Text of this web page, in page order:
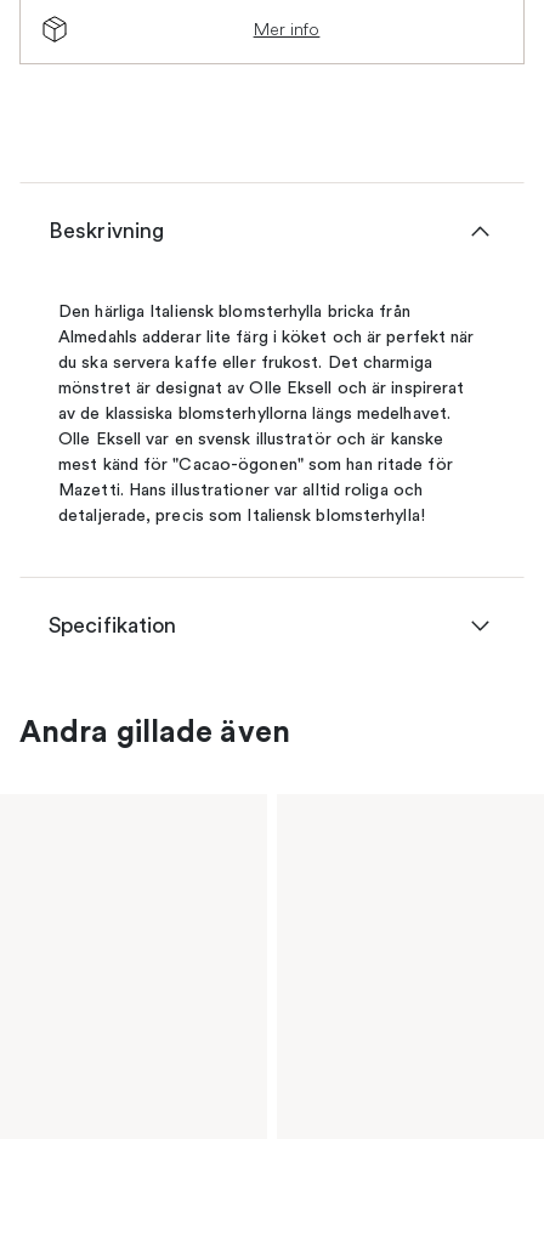
Mer info
Beskrivning
Den härliga Italiensk blomsterhylla bricka från
Almedahls adderar lite färg i köket och är perfekt när
du ska servera kaffe eller frukost. Det charmiga
mönstret är designat av Olle Eksell och är inspirerat
av de klassiska blomsterhyllorna längs medelhavet.
Olle Eksell var en svensk illustratör och är kanske
mest känd för "Cacao-ögonen" som han ritade för
Mazetti. Hans illustrationer var alltid roliga och
detaljerade, precis som Italiensk blomsterhylla!
Specifikation
Andra gillade även